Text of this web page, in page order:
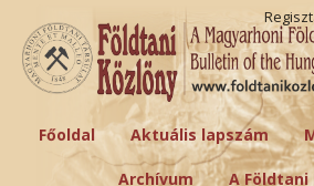
Főoldal Aktuális lapszám
Archívum A